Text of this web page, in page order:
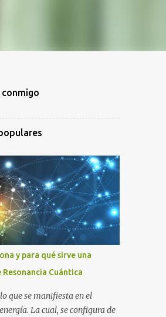
y para qué sirve una
Cuántica
que se manifiesta en el
La cual, se configura de